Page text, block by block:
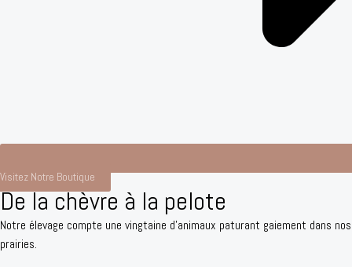
Visitez Notre Boutique
De la chèvre à la pelote
Notre élevage compte une vingtaine d’animaux paturant gaiement dans nos
prairies.